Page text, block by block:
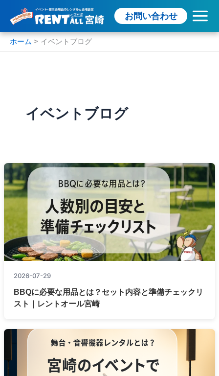
お問い合わせ
ホーム イベントブログ
イベントブログ
2026-07-29
BBQに必要な用品とは？セット内容と準備チェックリ
スト｜レントオール宮崎